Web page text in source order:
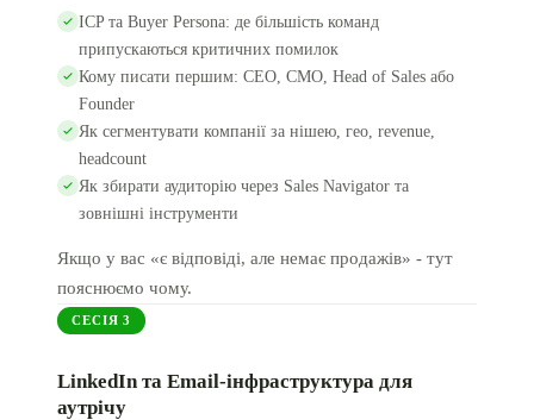
ICP та Buyer Persona: де більшість команд
припускаються критичних помилок
Кому писати першим: CEO, CMO, Head of Sales або
Founder
Як сегментувати компанії за нішею, гео, revenue,
headcount
Як збирати аудиторію через Sales Navigator та
зовнішні інструменти
Якщо у вас «є відповіді, але немає продажів» - тут
пояснюємо чому.
СЕСІЯ 3
LinkedIn та Email-інфраструктура для
аутрічу